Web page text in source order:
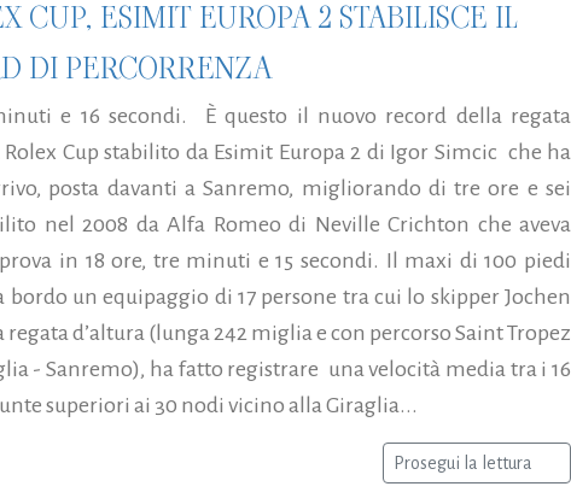
CUP, ESIMIT EUROPA 2 STABILISCE IL
DI PERCORRENZA
e 16 secondi. È questo il nuovo record della regata
Cup stabilito da Esimit Europa 2 di Igor Simcic che ha
posta davanti a Sanremo, migliorando di tre ore e sei
nel 2008 da Alfa Romeo di Neville Crichton che aveva
in 18 ore, tre minuti e 15 secondi. Il maxi di 100 piedi
bordo un equipaggio di 17 persone tra cui lo skipper Jochen
d’altura (lunga 242 miglia e con percorso Saint Tropez
- Sanremo), ha fatto registrare una velocità media tra i 16
superiori ai 30 nodi vicino alla Giraglia...
Prosegui la lettura